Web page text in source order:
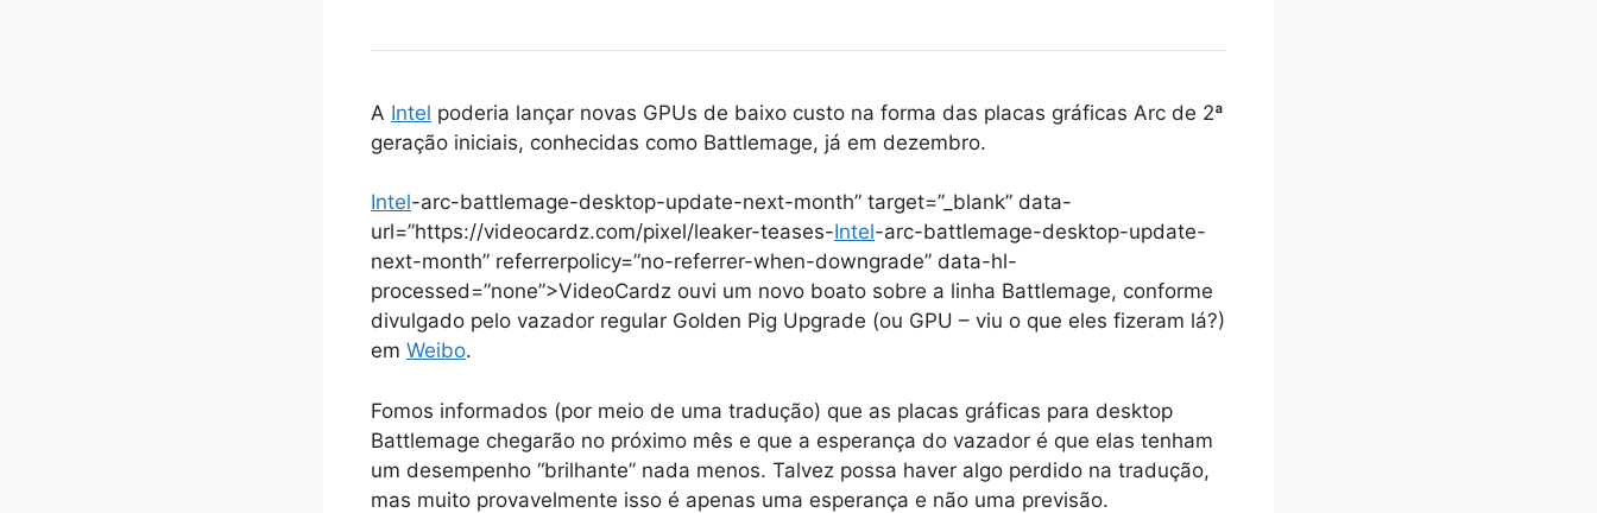
A Intel poderia lançar novas GPUs de baixo custo na forma das placas gráficas Arc de 2ª
geração iniciais, conhecidas como Battlemage, já em dezembro.
Intel-arc-battlemage-desktop-update-next-month” target=”_blank” data-
url=”https://videocardz.com/pixel/leaker-teases-Intel-arc-battlemage-desktop-update-
next-month” referrerpolicy=”no-referrer-when-downgrade” data-hl-
processed=”none”>VideoCardz ouvi um novo boato sobre a linha Battlemage, conforme
divulgado pelo vazador regular Golden Pig Upgrade (ou GPU – viu o que eles fizeram lá?)
em Weibo.
Fomos informados (por meio de uma tradução) que as placas gráficas para desktop
Battlemage chegarão no próximo mês e que a esperança do vazador é que elas tenham
um desempenho “brilhante” nada menos. Talvez possa haver algo perdido na tradução,
mas muito provavelmente isso é apenas uma esperança e não uma previsão.